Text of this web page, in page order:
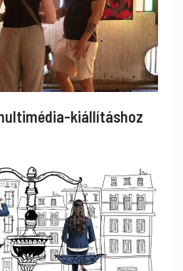
kiállításhoz